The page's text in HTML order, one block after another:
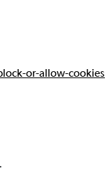
or-allow-cookies